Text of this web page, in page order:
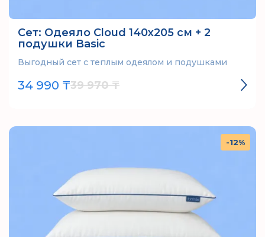
Сет: Одеяло Cloud 140х205 см + 2
подушки Basic
Выгодный сет с теплым одеялом и подушками
34 990 ₸39 970 ₸
-12%